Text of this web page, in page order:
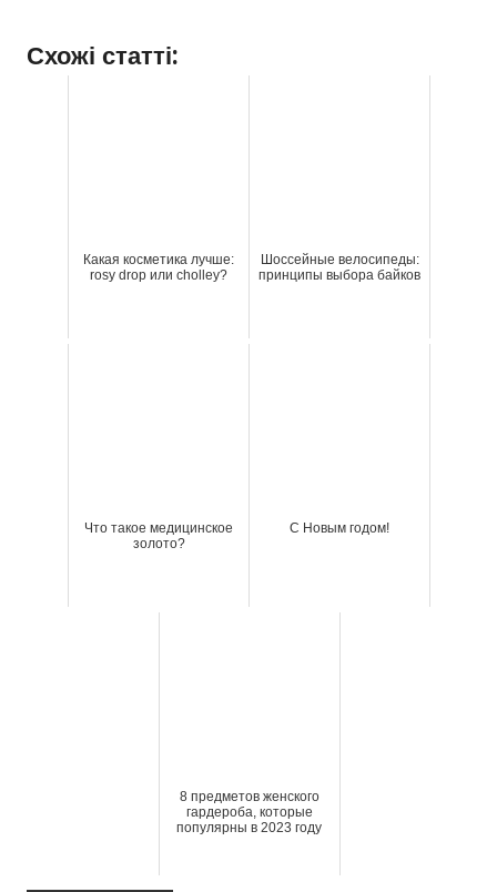
Схожі статті:
Какая косметика лучше:
rosy drop или cholley?
Шоссейные велосипеды:
принципы выбора байков
Что такое медицинское
золото?
С Новым годом!
8 предметов женского
гардероба, которые
популярны в 2023 году